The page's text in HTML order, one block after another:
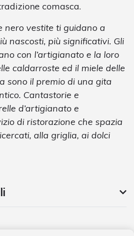
comasca.
nero vestite ti guidano a
nascosti, più significativi. Gli
con l’artigianato e la loro
caldarroste ed il miele delle
sono il premio di una gita
Cantastorie e
d’artigianato e
di ristorazione che spazia
alla griglia, ai dolci